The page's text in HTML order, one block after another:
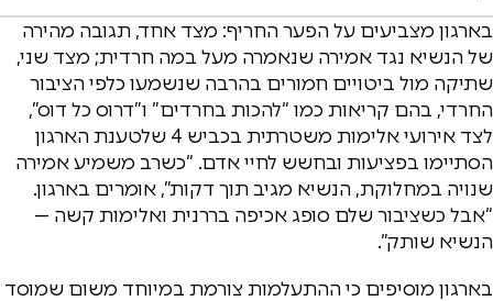
בארגון מצביעים על הפער החריף: מצד אחד, תגובה מהירה
של הנשיא נגד אמירה שנאמרה מעל במה חרדית; מצד שני,
שתיקה מול ביטויים חמורים בהרבה שנשמעו כלפי הציבור
החרדי, בהם קריאות כמו “להכות בחרדים” ו”דרוס כל דוס”,
לצד אירועי אלימות משטרתית בכביש 4 שלטענת הארגון
הסתיימו בפציעות ובחשש לחיי אדם. “כשרב משמיע אמירה
שנויה במחלוקת, הנשיא מגיב תוך דקות”, אומרים בארגון.
“אבל כשציבור שלם סופג אכיפה בררנית ואלימות קשה —
הנשיא שותק”.
בארגון מוסיפים כי ההתעלמות צורמת במיוחד משום שמוסד